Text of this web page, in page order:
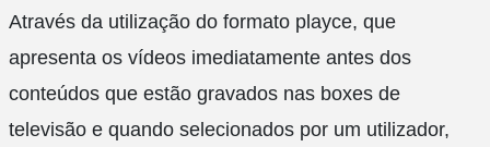
Através da utilização do formato playce, que
apresenta os vídeos imediatamente antes dos
conteúdos que estão gravados nas boxes de
televisão e quando selecionados por um utilizador,